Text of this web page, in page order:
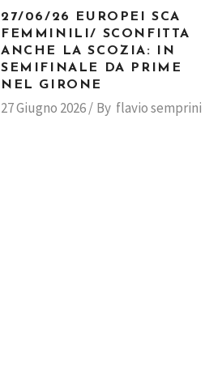
27/06/26 EUROPEI SCA
FEMMINILI/ SCONFITTA
ANCHE LA SCOZIA: IN
SEMIFINALE DA PRIME
NEL GIRONE
27 Giugno 2026 By flavio semprini